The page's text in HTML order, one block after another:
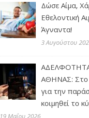
Δώσε Αίμα,
Εθελοντική
Άγναντα!
3 Αυγούστου
ΑΘΗΝΑΣ: Στο
για την
κοιμηθεί το
19 Μαΐου 2026